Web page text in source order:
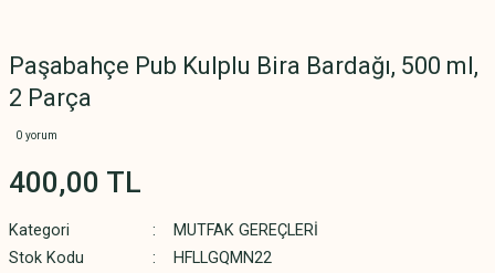
Paşabahçe Pub Kulplu Bira Bardağı, 500 ml,
2 Parça
0 yorum
400,00 TL
Kategori
MUTFAK GEREÇLERİ
Stok Kodu
HFLLGQMN22